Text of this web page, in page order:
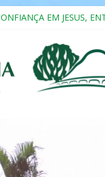
EM JESUS,
em Inclusão,
ENCONTRO DE CASAIS
PRESBITERIANA